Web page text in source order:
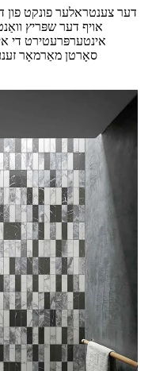
דער צענטראלער פונקט
אויף דער שפּריץ
אינטערפּרעטירט די
סאָרטן מאַרמאָר